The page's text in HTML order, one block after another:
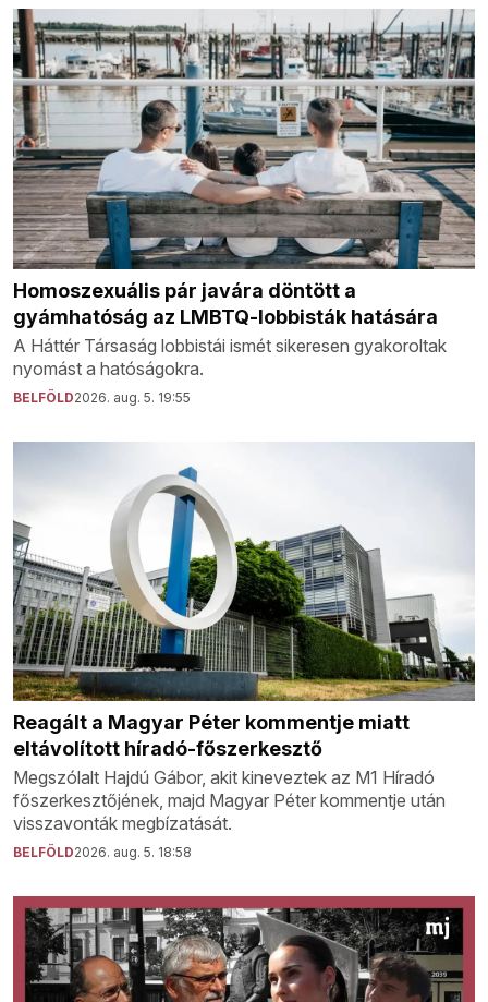
Homoszexuális pár javára döntött a
gyámhatóság az LMBTQ-lobbisták hatására
A Háttér Társaság lobbistái ismét sikeresen gyakoroltak
nyomást a hatóságokra.
BELFÖLD2026. aug. 5. 19:55
Reagált a Magyar Péter kommentje miatt
eltávolított híradó-főszerkesztő
Megszólalt Hajdú Gábor, akit kineveztek az M1 Híradó
főszerkesztőjének, majd Magyar Péter kommentje után
visszavonták megbízatását.
BELFÖLD2026. aug. 5. 18:58